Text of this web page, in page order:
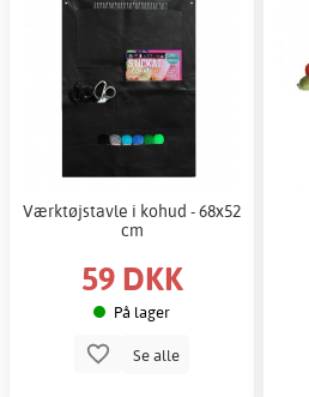
Værktøjstavle i kohud - 68x52
cm
59 DKK
På lager
Se alle